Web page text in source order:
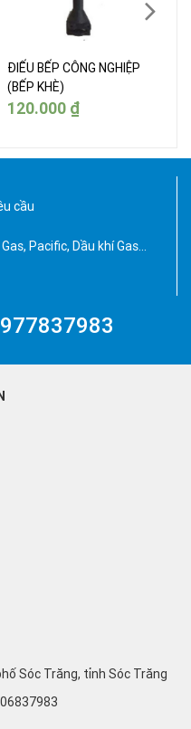
ĐIẾU BẾP CÔNG NGHIỆP
(BẾP KHÈ)
120.000 ₫
cầu
Pacific, Dầu khí Gas…
Sóc Trăng, tỉnh Sóc Trăng